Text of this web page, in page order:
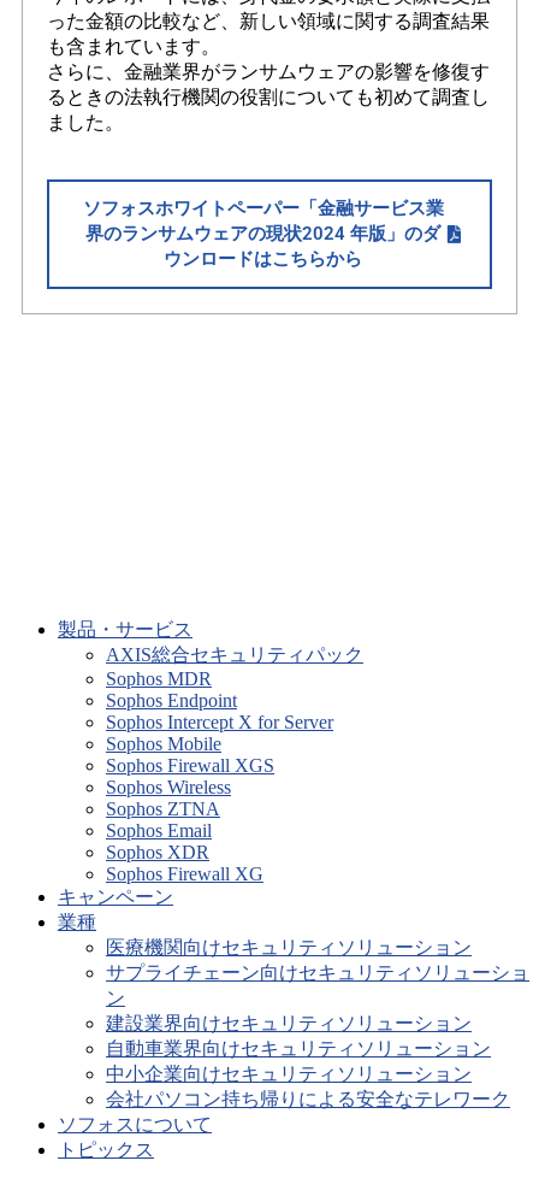
った金額の比較など、新しい領域に関する調査結果
も含まれています。
さらに、金融業界がランサムウェアの影響を修復す
るときの法執行機関の役割についても初めて調査し
ました。
ソフォスホワイトペーパー「金融サービス業
界のランサムウェアの現状2024 年版」のダ
ウンロードはこちらから
製品・サービス
AXIS総合セキュリティパック
Sophos MDR
Sophos Endpoint
Sophos Intercept X for Server
Sophos Mobile
Sophos Firewall XGS
Sophos Wireless
Sophos ZTNA
Sophos Email
Sophos XDR
Sophos Firewall XG
キャンペーン
業種
医療機関向けセキュリティソリューション
サプライチェーン向けセキュリティソリューショ
ン
建設業界向けセキュリティソリューション
自動車業界向けセキュリティソリューション
中小企業向けセキュリティソリューション
会社パソコン持ち帰りによる安全なテレワーク
ソフォスについて
トピックス